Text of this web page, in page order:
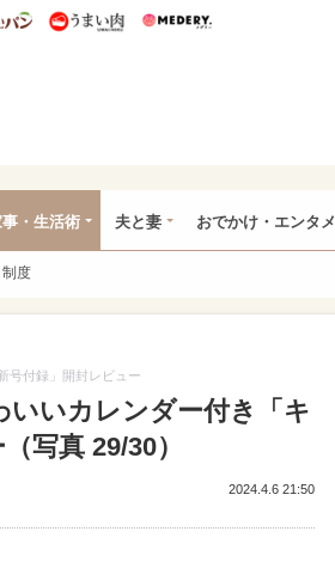
集
めし うまいパン うまい肉
・生活術 夫と妻 おでかけ・エンタメ
度
号付録」開封レビュー
いいカレンダー付き「キ
写真 29/30）
2024.4.6 21:50